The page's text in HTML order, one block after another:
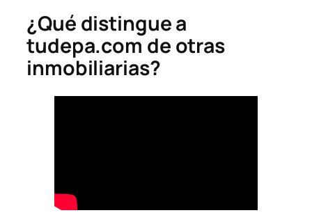
¿Qué distingue a
tudepa.com de otras
inmobiliarias?